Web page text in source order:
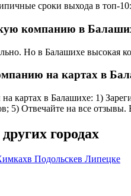
сроки выхода в топ-
компанию в
Но в Балашихе высокая
на картах в
картах в Балашихе: 1)
5) Отвечайте на все
городах
в Подольскев Липецке